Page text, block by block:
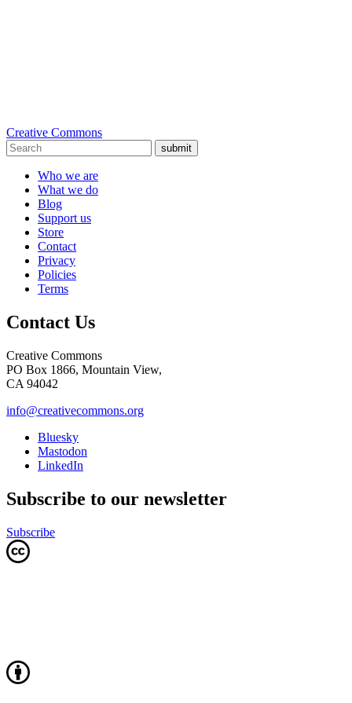
Creative Commons
submit
Who we are
What we do
Blog
Support us
Store
Contact
Privacy
Policies
Terms
Contact Us
Creative Commons
PO Box 1866, Mountain View,
CA 94042
info@creativecommons.org
Bluesky
Mastodon
LinkedIn
Subscribe to our newsletter
Subscribe